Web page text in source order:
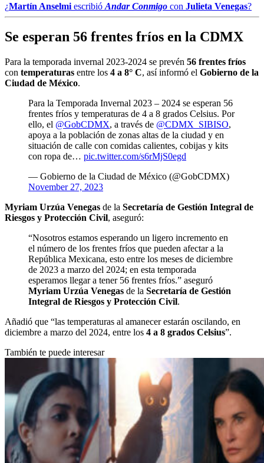
¿Martín Anselmi escribió Andar Conmigo con Julieta Venegas?
Se esperan 56 frentes fríos en la CDMX
Para la temporada invernal 2023-2024 se prevén 56 frentes fríos
con temperaturas entre los 4 a 8° C, así informó el Gobierno de la
Ciudad de México.
Para la Temporada Invernal 2023 – 2024 se esperan 56
frentes fríos y temperaturas de 4 a 8 grados Celsius. Por
ello, el @GobCDMX, a través de @CDMX_SIBISO,
apoya a la población de zonas altas de la ciudad y en
situación de calle con comidas calientes, cobijas y kits
con ropa de… pic.twitter.com/s6rMjS0egd
— Gobierno de la Ciudad de México (@GobCDMX)
November 27, 2023
Myriam Urzúa Venegas de la Secretaría de Gestión Integral de
Riesgos y Protección Civil, aseguró:
“Nosotros estamos esperando un ligero incremento en
el número de los frentes fríos que pueden afectar a la
República Mexicana, esto entre los meses de diciembre
de 2023 a marzo del 2024; en esta temporada
esperamos llegar a tener 56 frentes fríos.” aseguró
Myriam Urzúa Venegas de la Secretaría de Gestión
Integral de Riesgos y Protección Civil.
Añadió que “las temperaturas al amanecer estarán oscilando, en
diciembre a marzo del 2024, entre los 4 a 8 grados Celsius”.
También te puede interesar